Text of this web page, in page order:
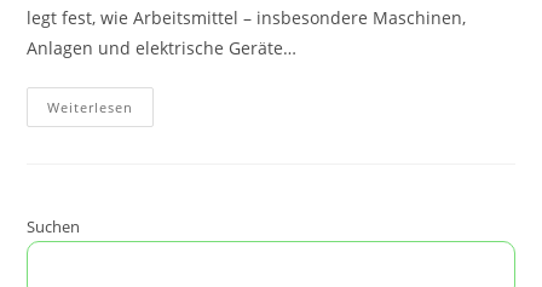
legt fest, wie Arbeitsmittel – insbesondere Maschinen,
Anlagen und elektrische Geräte…
Weiterlesen
Suchen